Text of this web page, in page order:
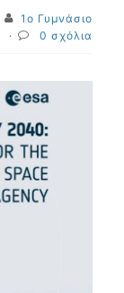
1ο Γυμνάσιο
· 0 σχόλια